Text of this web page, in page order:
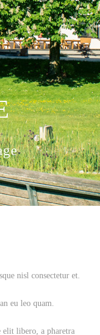
nisl consectetur et.
eu leo quam.
elit libero, a pharetra